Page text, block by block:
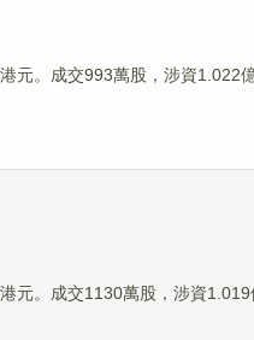
元。成交993萬股，涉資1.022
元。成交1130萬股，涉資